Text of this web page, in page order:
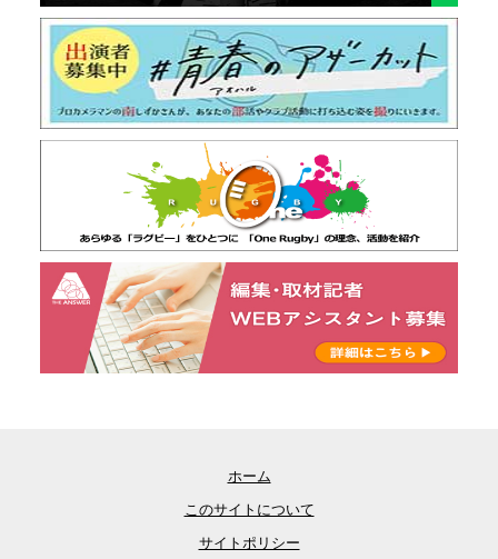
ホーム
このサイトについて
サイトポリシー